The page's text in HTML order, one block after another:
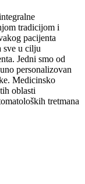
tradicijom i
pacijenta
sve u cilju
Jedni smo od
personalizovan
Medicinsko
oblasti
tretmana